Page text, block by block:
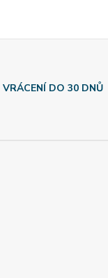
VRÁCENÍ DO 30 DNŮ